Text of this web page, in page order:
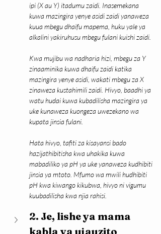
ipi (X au Y) itadumu zaidi. Inasemekana
kuwa mazingira yenye asidi zaidi yanaweza
kuua mbegu dhaifu mapema, huku yale ya
alkalini yakiruhusu mbegu fulani kuishi zaidi.
Kwa mujibu wa nadharia hizi, mbegu za Y
zinaaminika kuwa dhaifu zaidi katika
mazingira yenye asidi, wakati mbegu za X
zinaweza kustahimili zaidi. Hivyo, baadhi ya
watu hudai kuwa kubadilisha mazingira ya
uke kunaweza kuongeza uwezekano wa
kupata jinsia fulani.
Hata hivyo, tafiti za kisayansi bado
hazijathibitisha kwa uhakika kuwa
mabadiliko ya pH ya uke yanaweza kudhibiti
jinsia ya mtoto. Mfumo wa mwili hudhibiti
pH kwa kiwango kikubwa, hivyo ni vigumu
kuubadilisha kwa njia rahisi.
2. Je, lishe ya mama
kabla ya ujauzito